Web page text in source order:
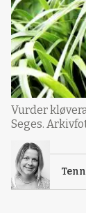
Vurder
Seges.